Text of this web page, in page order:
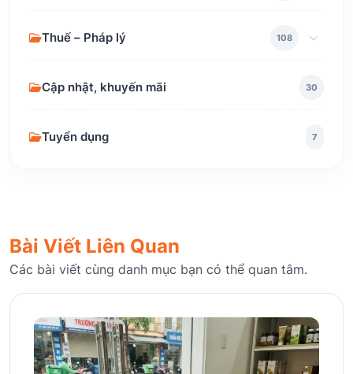
Thuế – Pháp lý 108
Cập nhật, khuyến mãi 30
Tuyển dụng 7
Bài Viết Liên Quan
Các bài viết cùng danh mục bạn có thể quan tâm.